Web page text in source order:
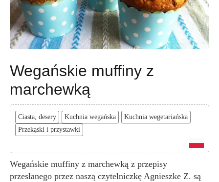
Wegańskie muffiny z
marchewką
Ciasta, desery Kuchnia wegańska
Kuchnia wegetariańska
Przekąski i przystawki
Wegańskie muffiny z marchewką z przepisy
przesłanego przez naszą czytelniczkę Agnieszke Z. są